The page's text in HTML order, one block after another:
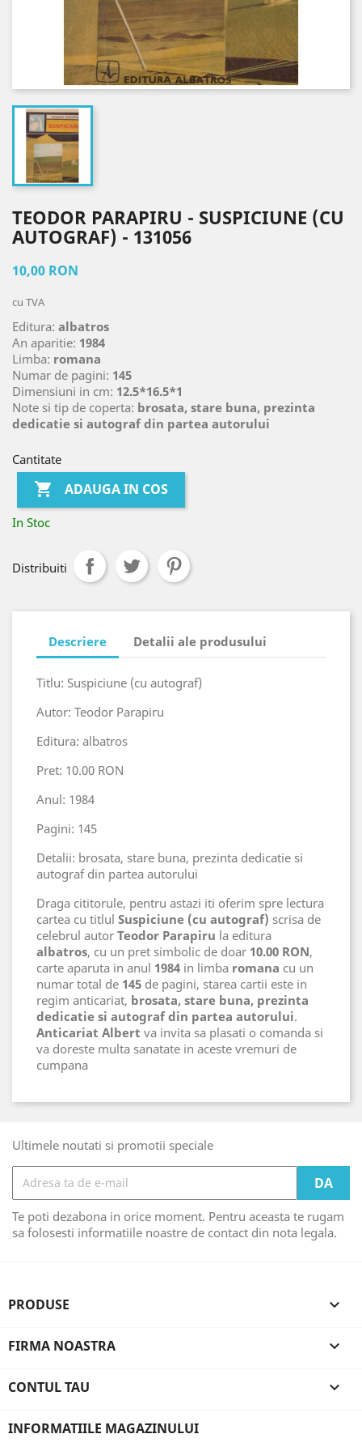
TEODOR PARAPIRU - SUSPICIUNE (CU
AUTOGRAF) - 131056
10,00 RON
cu TVA
Editura: albatros
An aparitie: 1984
Limba: romana
Numar de pagini: 145
Dimensiuni in cm: 12.5*16.5*1
Note si tip de coperta: brosata, stare buna, prezinta
dedicatie si autograf din partea autorului
Cantitate
 ADAUGA IN COS
In Stoc
Distribuiti
Descriere Detalii ale produsului
Titlu: Suspiciune (cu autograf)
Autor: Teodor Parapiru
Editura: albatros
Pret: 10.00 RON
Anul: 1984
Pagini: 145
Detalii: brosata, stare buna, prezinta dedicatie si
autograf din partea autorului
Draga cititorule, pentru astazi iti oferim spre lectura
cartea cu titlul Suspiciune (cu autograf) scrisa de
celebrul autor Teodor Parapiru la editura
albatros, cu un pret simbolic de doar 10.00 RON,
carte aparuta in anul 1984 in limba romana cu un
numar total de 145 de pagini, starea cartii este in
regim anticariat, brosata, stare buna, prezinta
dedicatie si autograf din partea autorului.
Anticariat Albert va invita sa plasati o comanda si
va doreste multa sanatate in aceste vremuri de
cumpana
Ultimele noutati si promotii speciale
Te poti dezabona in orice moment. Pentru aceasta te rugam
sa folosesti informatiile noastre de contact din nota legala.
PRODUSE 
FIRMA NOASTRA 
CONTUL TAU 
INFORMATIILE MAGAZINULUI